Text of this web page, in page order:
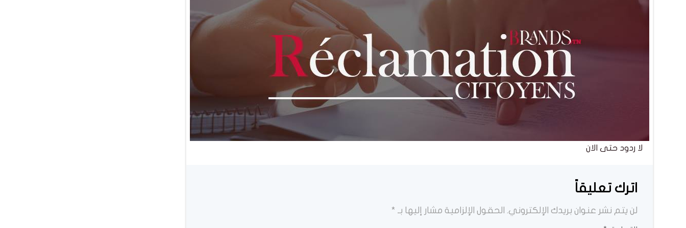
لا ردود حتى الان
اترك تعليقاً
لن يتم نشر عنوان بريدك الإلكتروني. الحقول الإلزامية مشار إليها بـ *